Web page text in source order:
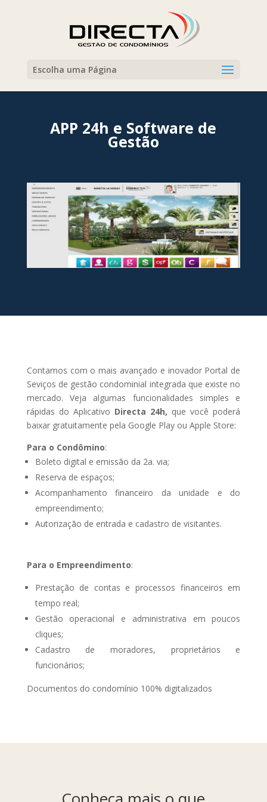
Escolha uma Página
APP 24h e Software de
Gestão
Contamos com o mais avançado e inovador Portal de
Seviços de gestão condominial integrada que existe no
mercado. Veja algumas funcionalidades simples e
rápidas do Aplicativo Directa 24h, que você poderá
baixar gratuitamente pela Google Play ou Apple Store:
Para o Condômino:
Boleto digital e emissão da 2a. via;
Reserva de espaços;
Acompanhamento financeiro da unidade e do
empreendimento;
Autorização de entrada e cadastro de visitantes.
Para o Empreendimento:
Prestação de contas e processos financeiros em
tempo real;
Gestão operacional e administrativa em poucos
cliques;
Cadastro de moradores, proprietários e
funcionários;
Documentos do condomínio 100% digitalizados